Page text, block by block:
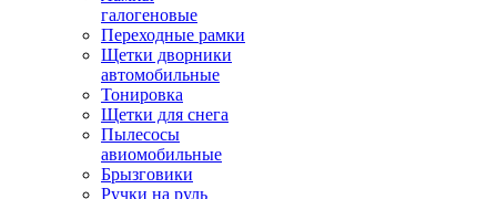
галогеновые
Переходные рамки
Щетки дворники
автомобильные
Тонировка
Щетки для снега
Пылесосы
авиомобильные
Брызговики
Ручки на руль